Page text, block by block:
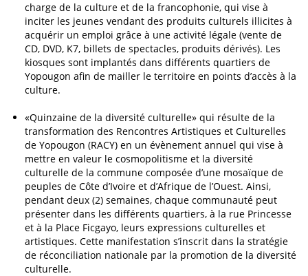
charge de la culture et de la francophonie, qui vise à
inciter les jeunes vendant des produits culturels illicites à
acquérir un emploi grâce à une activité légale (vente de
CD, DVD, K7, billets de spectacles, produits dérivés). Les
kiosques sont implantés dans différents quartiers de
Yopougon afin de mailler le territoire en points d’accès à la
culture.
«Quinzaine de la diversité culturelle» qui résulte de la
transformation des Rencontres Artistiques et Culturelles
de Yopougon (RACY) en un évènement annuel qui vise à
mettre en valeur le cosmopolitisme et la diversité
culturelle de la commune composée d’une mosaïque de
peuples de Côte d’Ivoire et d’Afrique de l’Ouest. Ainsi,
pendant deux (2) semaines, chaque communauté peut
présenter dans les différents quartiers, à la rue Princesse
et à la Place Ficgayo, leurs expressions culturelles et
artistiques. Cette manifestation s’inscrit dans la stratégie
de réconciliation nationale par la promotion de la diversité
culturelle.